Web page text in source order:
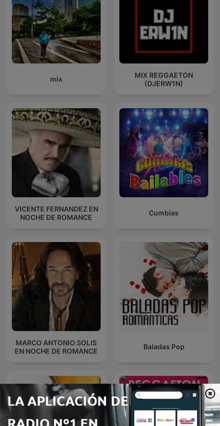
mix
MIX REGGAETON
(DJERW1N)
VICENTE FERNANDEZ EN
NOCHE DE ROMANCE
Cumbias
MARCO ANTONIO SOLIS
EN NOCHE DE ROMANCE
Baladas Pop